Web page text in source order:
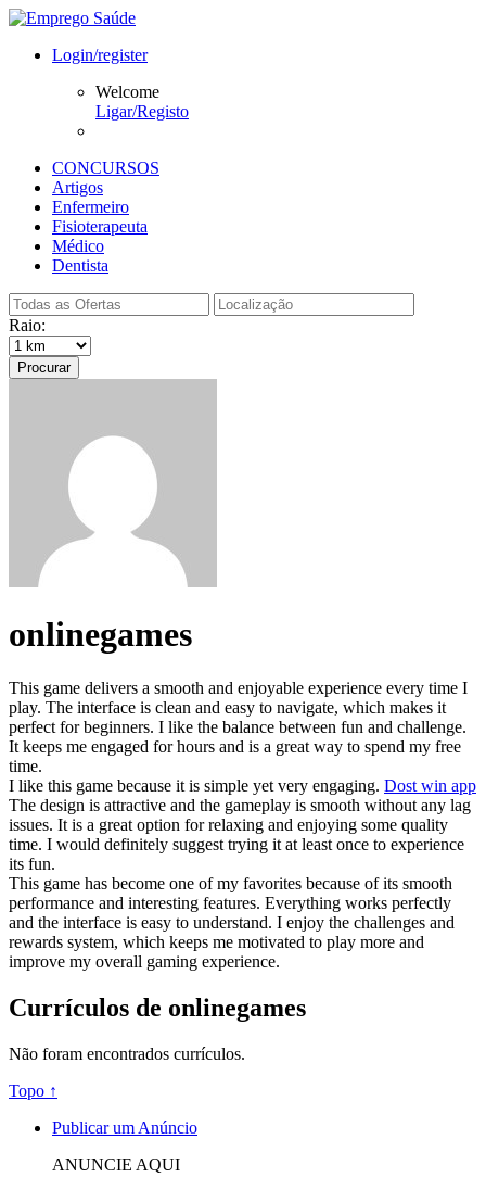
Login/register
Welcome
Ligar/Registo
CONCURSOS
Artigos
Enfermeiro
Fisioterapeuta
Médico
Dentista
Raio:
Procurar
onlinegames
This game delivers a smooth and enjoyable experience every time I
play. The interface is clean and easy to navigate, which makes it
perfect for beginners. I like the balance between fun and challenge.
It keeps me engaged for hours and is a great way to spend my free
time.
I like this game because it is simple yet very engaging. Dost win app
The design is attractive and the gameplay is smooth without any lag
issues. It is a great option for relaxing and enjoying some quality
time. I would definitely suggest trying it at least once to experience
its fun.
This game has become one of my favorites because of its smooth
performance and interesting features. Everything works perfectly
and the interface is easy to understand. I enjoy the challenges and
rewards system, which keeps me motivated to play more and
improve my overall gaming experience.
Currículos de onlinegames
Não foram encontrados currículos.
Topo ↑
Publicar um Anúncio
ANUNCIE AQUI